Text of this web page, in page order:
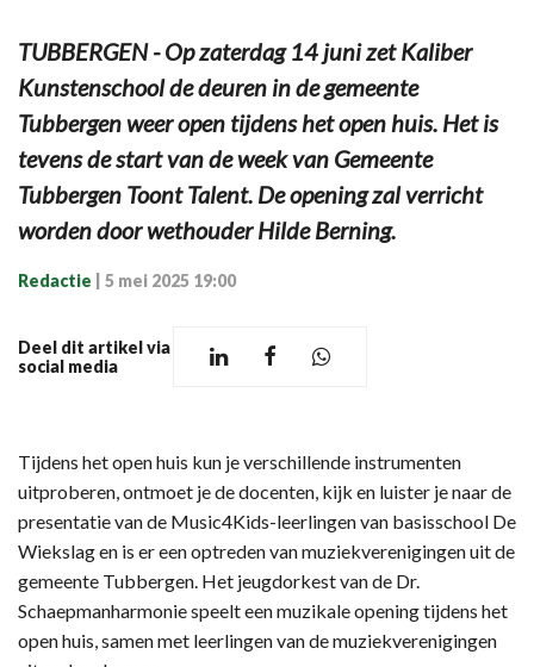
TUBBERGEN - Op zaterdag 14 juni zet Kaliber
Kunstenschool de deuren in de gemeente
Tubbergen weer open tijdens het open huis. Het is
tevens de start van de week van Gemeente
Tubbergen Toont Talent. De opening zal verricht
worden door wethouder Hilde Berning.
Redactie 5 mei 2025 19:00
Deel dit artikel via
social media
Tijdens het open huis kun je verschillende instrumenten
uitproberen, ontmoet je de docenten, kijk en luister je naar de
presentatie van de Music4Kids-leerlingen van basisschool De
Wiekslag en is er een optreden van muziekverenigingen uit de
gemeente Tubbergen. Het jeugdorkest van de Dr.
Schaepmanharmonie speelt een muzikale opening tijdens het
open huis, samen met leerlingen van de muziekverenigingen